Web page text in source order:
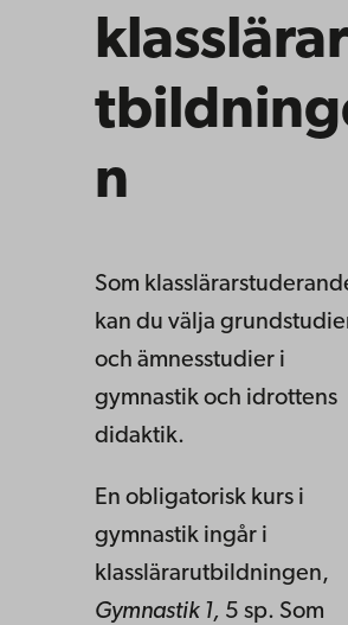
n
Som
kan du välja
och ämnesstudier i
gymnastik och idrottens
didaktik.
En obligatorisk kurs i
gymnastik ingår i
klasslärarutbildningen,
Gymnastik 1, 5 sp. Som